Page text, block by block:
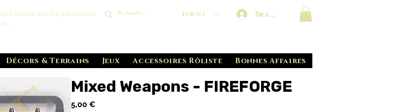
traitées une fois par semaine
EUR (€) Se connecter
Décors & Terrains Jeux Accessoires Rôliste Bonnes Affaires
Mixed Weapons - FIREFORGE
5,00 €